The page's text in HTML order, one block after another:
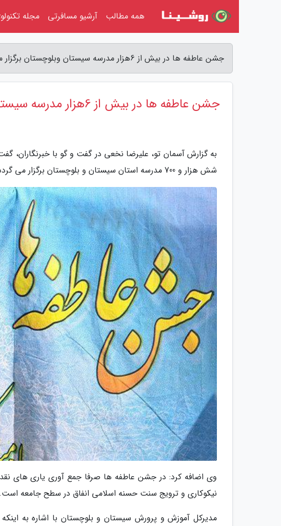
جشن عاطفه ها در بیش از 6هزار مدرسه سیستان وبلوچستان برگزار می گردد - آسمان تو
جشن عاطفه ها در بیش از 6هزار مدرسه سیستان وبلوچستان برگزار می گردد
شش هزار و 700 مدرسه استان سیستان و بلوچستان برگزار می گردد.
وی اضافه کرد: در جشن عاطفه ها صرفا جمع آوری یاری های
نیکوکاری و ترویج سنت حسنه اسلامی انفاق در سطح جامعه است.
همه مطالب آرشیو مسافرتی مجله